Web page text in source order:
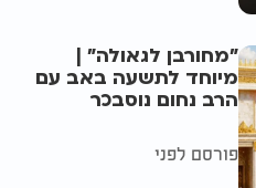
"מחורבן לגאולה" |
מיוחד לתשעה באב עם
הרב נחום נוסבכר
פורסם לפני